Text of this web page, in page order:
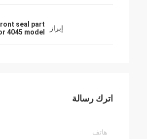
إبراز seal part
4045 model
اترك رسالة